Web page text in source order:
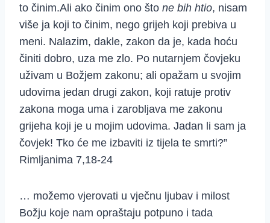
to činim.Ali ako činim ono što ne bih htio, nisam
više ja koji to činim, nego grijeh koji prebiva u
meni. Nalazim, dakle, zakon da je, kada hoću
činiti dobro, uza me zlo. Po nutarnjem čovjeku
uživam u Božjem zakonu; ali opažam u svojim
udovima jedan drugi zakon, koji ratuje protiv
zakona moga uma i zarobljava me zakonu
grijeha koji je u mojim udovima. Jadan li sam ja
čovjek! Tko će me izbaviti iz tijela te smrti?”
Rimljanima 7,18-24
… možemo vjerovati u vječnu ljubav i milost
Božju koje nam opraštaju potpuno i tada